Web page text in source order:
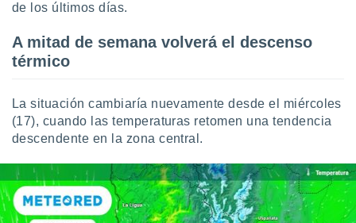
de los últimos días.
A mitad de semana volverá el descenso
térmico
La situación cambiaría nuevamente desde el miércoles
(17), cuando las temperaturas retomen una tendencia
descendente en la zona central.